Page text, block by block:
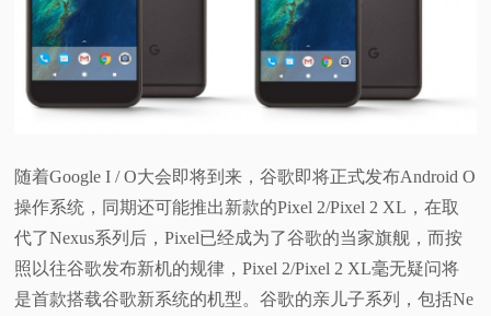
测
频
科
随着Google I / O大会即将到来，谷歌即将正式发布Android O
操作系统，同期还可能推出新款的Pixel 2/Pixel 2 XL，在取
代了Nexus系列后，Pixel已经成为了谷歌的当家旗舰，而按
照以往谷歌发布新机的规律，Pixel 2/Pixel 2 XL毫无疑问将
是首款搭载谷歌新系统的机型。谷歌的亲儿子系列，包括Ne